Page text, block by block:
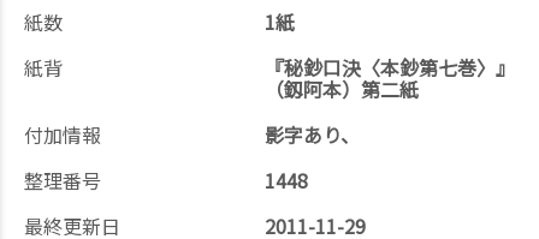
紙数
1紙
紙背
『秘鈔口決〈本鈔第七巻〉』
（釼阿本）第二紙
付加情報
影字あり、
整理番号
1448
最終更新日
2011-11-29